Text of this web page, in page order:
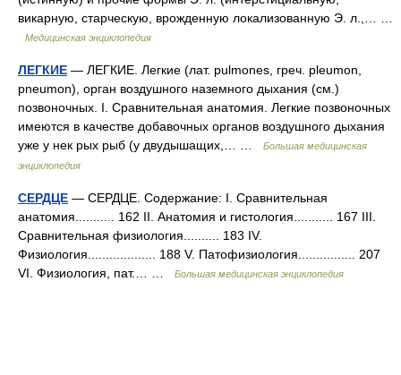
викарную, старческую, врожденную локализованную Э. л.,… …
Медицинская энциклопедия
ЛЕГКИЕ — ЛЕГКИЕ. Легкие (лат. pulmones, греч. pleumon,
pneumon), орган воздушного наземного дыхания (см.)
позвоночных. I. Сравнительная анатомия. Легкие позвоночных
имеются в качестве добавочных органов воздушного дыхания
уже у нек рых рыб (у двудышащих,… …
Большая медицинская
энциклопедия
СЕРДЦЕ — СЕРДЦЕ. Содержание: I. Сравнительная
анатомия........... 162 II. Анатомия и гистология........... 167 III.
Сравнительная физиология.......... 183 IV.
Физиология................... 188 V. Патофизиология................ 207
VІ. Физиология, пат.… …
Большая медицинская энциклопедия